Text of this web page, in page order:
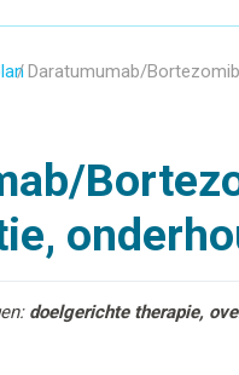
Daratumumab/Bortezomib/
doelgerichte therapie,